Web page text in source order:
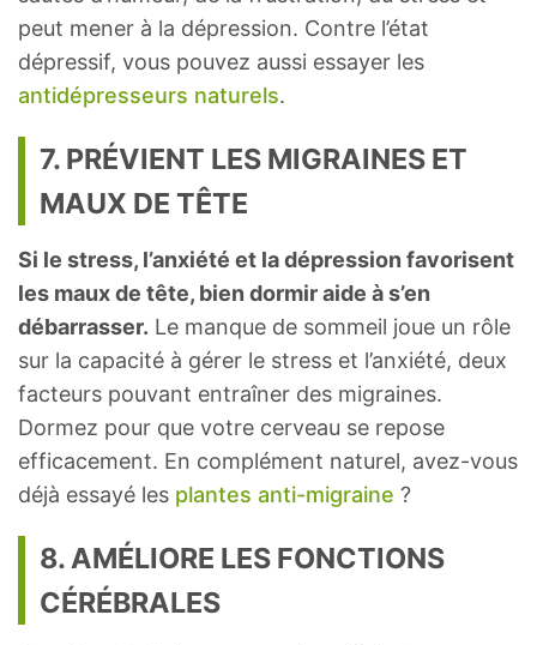
peut mener à la dépression. Contre l’état
dépressif, vous pouvez aussi essayer les
antidépresseurs naturels.
7. PRÉVIENT LES MIGRAINES ET
MAUX DE TÊTE
Si le stress, l’anxiété et la dépression favorisent
les maux de tête, bien dormir aide à s’en
débarrasser. Le manque de sommeil joue un rôle
sur la capacité à gérer le stress et l’anxiété, deux
facteurs pouvant entraîner des migraines.
Dormez pour que votre cerveau se repose
efficacement. En complément naturel, avez-vous
déjà essayé les plantes anti-migraine ?
8. AMÉLIORE LES FONCTIONS
CÉRÉBRALES